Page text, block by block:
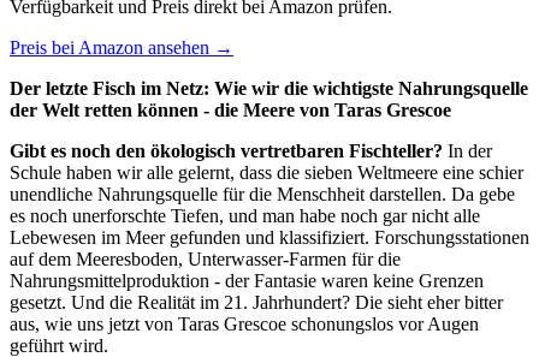
Verfügbarkeit und Preis direkt bei Amazon prüfen.
Preis bei Amazon ansehen →
Der letzte Fisch im Netz: Wie wir die wichtigste Nahrungsquelle
der Welt retten können - die Meere von Taras Grescoe
Gibt es noch den ökologisch vertretbaren Fischteller? In der
Schule haben wir alle gelernt, dass die sieben Weltmeere eine schier
unendliche Nahrungsquelle für die Menschheit darstellen. Da gebe
es noch unerforschte Tiefen, und man habe noch gar nicht alle
Lebewesen im Meer gefunden und klassifiziert. Forschungsstationen
auf dem Meeresboden, Unterwasser-Farmen für die
Nahrungsmittelproduktion - der Fantasie waren keine Grenzen
gesetzt. Und die Realität im 21. Jahrhundert? Die sieht eher bitter
aus, wie uns jetzt von Taras Grescoe schonungslos vor Augen
geführt wird.